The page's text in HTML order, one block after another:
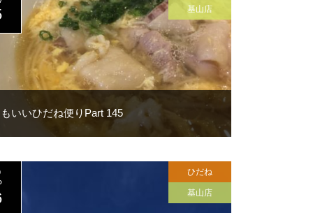
いいひだね便りPart 145
基山店
ひだね
基山店